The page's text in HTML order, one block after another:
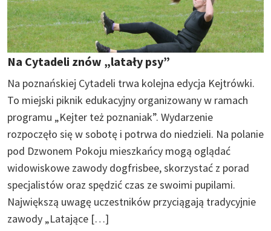
Na Cytadeli znów „latały psy”
Na poznańskiej Cytadeli trwa kolejna edycja Kejtrówki.
To miejski piknik edukacyjny organizowany w ramach
programu „Kejter też poznaniak”. Wydarzenie
rozpoczęło się w sobotę i potrwa do niedzieli. Na polanie
pod Dzwonem Pokoju mieszkańcy mogą oglądać
widowiskowe zawody dogfrisbee, skorzystać z porad
specjalistów oraz spędzić czas ze swoimi pupilami.
Największą uwagę uczestników przyciągają tradycyjnie
zawody „Latające […]